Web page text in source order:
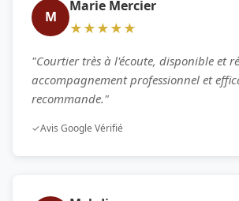
M
Marie Mercier
★★★★★
"Courtier très à l'écoute, disponible et
accompagnement professionnel et
recommande."
✓Avis Google Vérifié